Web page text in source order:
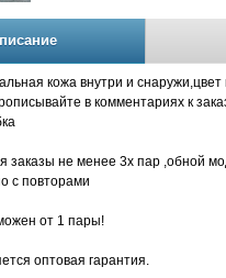
кожа внутри и
в комментариях к
заказы не менее 3х пар ,обной
с повторами
от 1 пары!
оптовая гарантия.